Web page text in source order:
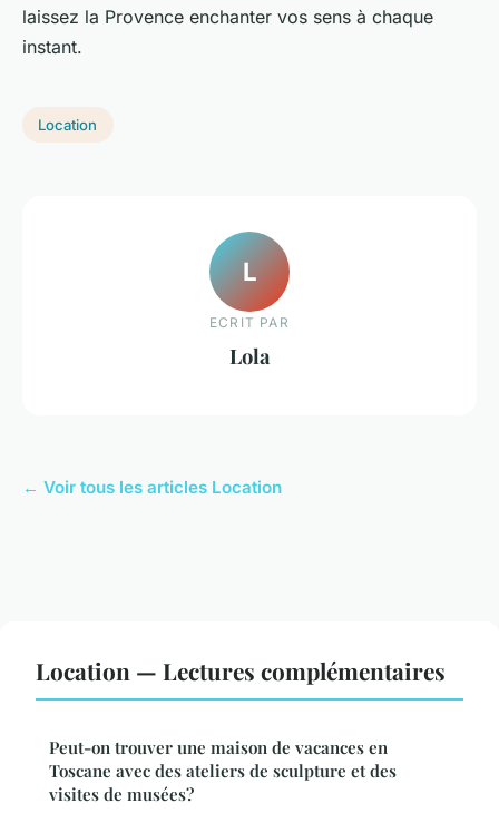
laissez la Provence enchanter vos sens à chaque
instant.
Location
L
ECRIT PAR
Lola
← Voir tous les articles Location
Location — Lectures complémentaires
Peut-on trouver une maison de vacances en
Toscane avec des ateliers de sculpture et des
visites de musées?